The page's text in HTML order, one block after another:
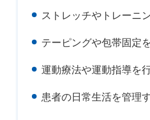
ストレッチやトレーニ
テーピングや包帯固定
運動療法や運動指導を
患者の日常生活を管理